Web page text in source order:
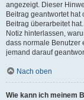
angezeigt. Dieser
Beitrag geantwortet hat
Beitrag überarbeitet
Notiz hinterlassen,
dass normale Benutzer
jemand darauf
Nach oben
Wie kann ich meinem